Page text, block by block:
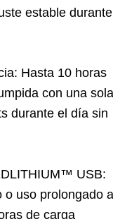
estable durante
Hasta 10 horas
con una sola
durante el día sin
USB:
o uso prolongado
de carga